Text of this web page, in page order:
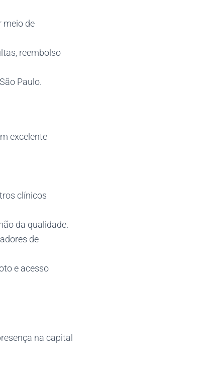
meio de
reembolso
Paulo.
excelente
clínicos
da qualidade.
de
e acesso
na capital